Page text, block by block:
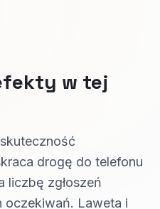
w tej
drogę do telefonu
liczbę zgłoszeń
oczekiwań. Laweta i